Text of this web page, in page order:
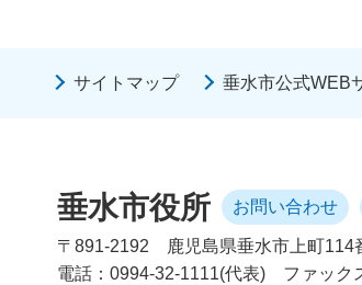
サイトマップ 垂水市公式WEB
垂水市役所 お問い合わせ
〒891-2192
鹿児島県垂水市上町114
電話：0994-32-1111(代表)
ファック